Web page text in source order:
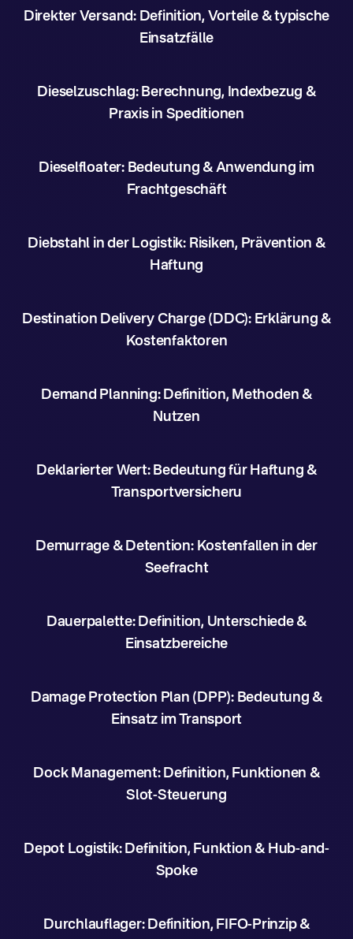
Direkter Versand: Definition, Vorteile & typische
Einsatzfälle
Dieselzuschlag: Berechnung, Indexbezug &
Praxis in Speditionen
Dieselfloater: Bedeutung & Anwendung im
Frachtgeschäft
Diebstahl in der Logistik: Risiken, Prävention &
Haftung
Destination Delivery Charge (DDC): Erklärung &
Kostenfaktoren
Demand Planning: Definition, Methoden &
Nutzen
Deklarierter Wert: Bedeutung für Haftung &
Transportversicheru
Demurrage & Detention: Kostenfallen in der
Seefracht
Dauerpalette: Definition, Unterschiede &
Einsatzbereiche
Damage Protection Plan (DPP): Bedeutung &
Einsatz im Transport
Dock Management: Definition, Funktionen &
Slot-Steuerung
Depot Logistik: Definition, Funktion & Hub-and-
Spoke
Durchlauflager: Definition, FIFO-Prinzip &